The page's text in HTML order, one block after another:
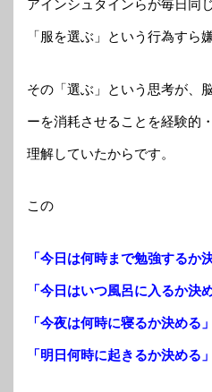
アインシュタインらが毎日同
「服を選ぶ」という行為すら
その「選ぶ」という思考が、
ーを消耗させることを経験的
理解していたからです。
この
「今日は何時まで勉強するか
「今日はいつ風呂に入るか決
「今夜は何時に寝るか決める」
「明日何時に起きるか決める」